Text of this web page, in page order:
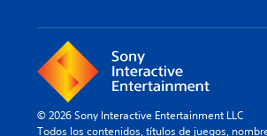
© 2026 Sony Interactive Entertainment LLC
Todos los contenidos, títulos de juegos,